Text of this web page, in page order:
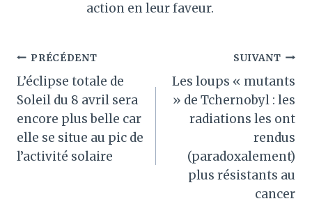
action en leur faveur.
Navigation
de
l’article
PRÉCÉDENT
L’éclipse totale de
Soleil du 8 avril sera
encore plus belle car
elle se situe au pic de
l’activité solaire
SUIVANT
Les loups « mutants
» de Tchernobyl : les
radiations les ont
rendus
(paradoxalement)
plus résistants au
cancer